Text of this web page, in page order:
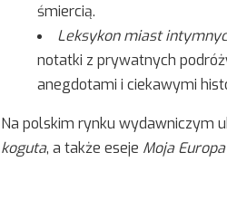
śmiercią.
Leksykon miast
notatki z prywatnych
anegdotami i ciekawymi
Na polskim rynku wydawniczym
koguta, a także eseje Moja Europa